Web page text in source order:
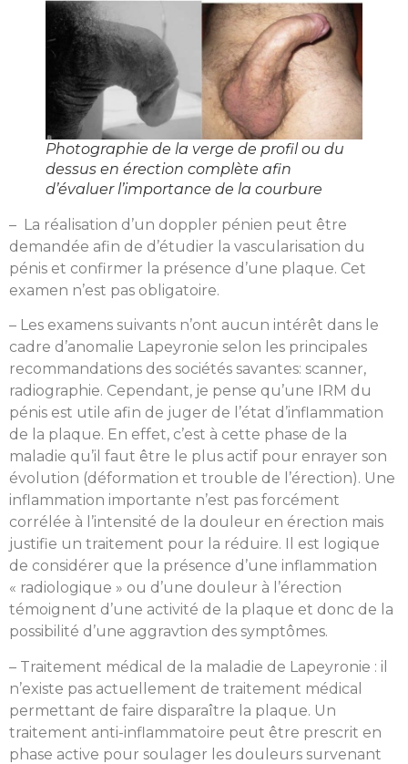
Photographie de la verge de profil ou du
dessus en érection complète afin
d’évaluer l’importance de la courbure
– La réalisation d’un doppler pénien peut être
demandée afin de d’étudier la vascularisation du
pénis et confirmer la présence d’une plaque. Cet
examen n’est pas obligatoire.
– Les examens suivants n’ont aucun intérêt dans le
cadre d’anomalie Lapeyronie selon les principales
recommandations des sociétés savantes: scanner,
radiographie. Cependant, je pense qu’une IRM du
pénis est utile afin de juger de l’état d’inflammation
de la plaque. En effet, c’est à cette phase de la
maladie qu’il faut être le plus actif pour enrayer son
évolution (déformation et trouble de l’érection). Une
inflammation importante n’est pas forcément
corrélée à l’intensité de la douleur en érection mais
justifie un traitement pour la réduire. Il est logique
de considérer que la présence d’une inflammation
« radiologique » ou d’une douleur à l’érection
témoignent d’une activité de la plaque et donc de la
possibilité d’une aggravtion des symptômes.
– Traitement médical de la maladie de Lapeyronie : il
n’existe pas actuellement de traitement médical
permettant de faire disparaître la plaque. Un
traitement anti-inflammatoire peut être prescrit en
phase active pour soulager les douleurs survenant